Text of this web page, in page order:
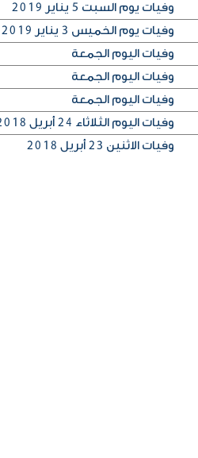
وفيات يوم السبت 5 يناير 2019
وفيات يوم الخميس 3 يناير 2019
وفيات اليوم الجمعة
وفيات اليوم الجمعة
وفيات اليوم الجمعة
وفيات اليوم الثلاثاء 24 أبريل 2018
وفيات الاثنين 23 أبريل 2018